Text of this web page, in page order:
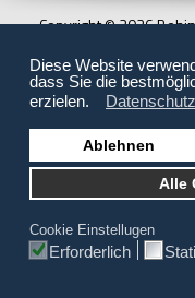
Diese Website
dass Sie die
erzielen.
Datenschutz
Ablehnen
Alle
Cookie Einstellugen
Erforderlich
Copyright © 2026
Links
Unterstützung,
Wohnen